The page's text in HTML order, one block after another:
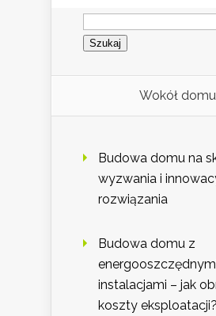
Szukaj:
Wokół domu
Budowa domu na
wyzwania i
rozwiązania
Budowa domu z
instalacjami – jak
koszty eksploatacji?